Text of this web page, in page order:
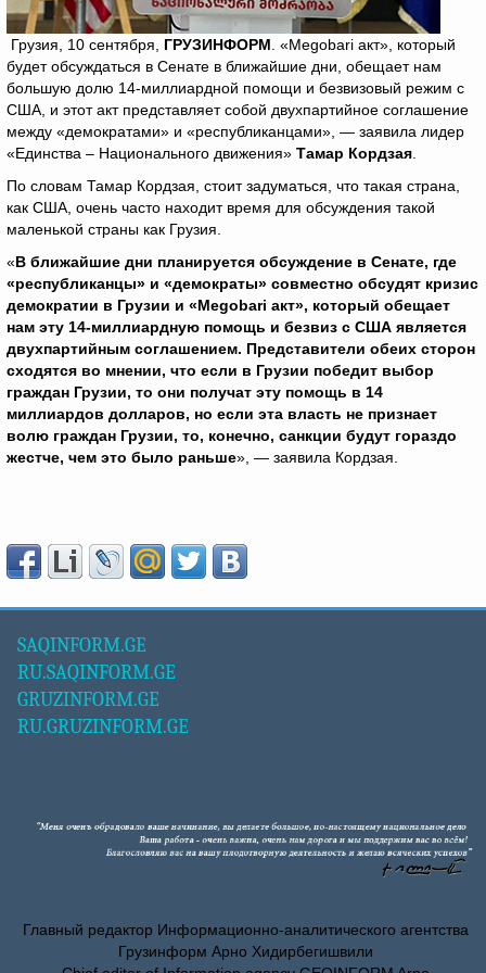
Грузия, 10 сентября, ГРУЗИНФОРМ . «Megobari акт», который
будет обсуждаться в Сенате в ближайшие дни, обещает нам
большую долю 14-миллиардной помощи и безвизовый режим с
США, и этот акт представляет собой двухпартийное соглашение
между «демократами» и «республиканцами», — заявила лидер
«Единства – Национального движения» Тамар Кордзая
По словам Тамар Кордзая, стоит задуматься, что такая страна,
как США, очень часто находит время для обсуждения такой
маленькой страны как Грузия.
«В ближайшие дни планируется обсуждение в Сенате, где
«республиканцы» и «демократы» совместно обсудят кризис
демократии в Грузии и «Megobari акт», который обещает
нам эту 14-миллиардную помощь и безвиз c США является
двухпартийным соглашением. Представители обеих сторон
сходятся во мнении, что если в Грузии победит выбор
граждан Грузии, то они получат эту помощь в 14
миллиардов долларов, но если эта власть не признает
волю граждан Грузии, то, конечно, санкции будут гораздо
жестче, чем это было раньше», — заявила Кордзая.
SAQINFORM.GE
RU.SAQINFORM.GE
GRUZINFORM.GE
RU.GRUZINFORM.GE
Главный редактор Информационно-аналитического агентства
Грузинформ Арно Хидирбегишвили